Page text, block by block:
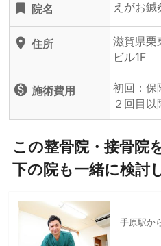
turned_in 院名 えがお
location_on 住所
滋賀県栗
ビル1F
monetization_on 施術費用
初回：保
２回目
この整骨院・接骨院
下の院も一緒に検討
手原駅か